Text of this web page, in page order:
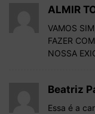
ALMIR
VAMOS
FAZER
NOSSA
Beatriz
Essa é a